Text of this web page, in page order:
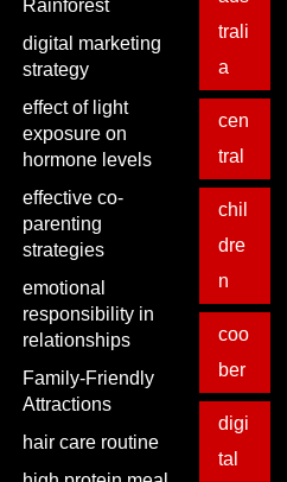
Rainforest
digital marketing
strategy
effect of light
exposure on
hormone levels
effective co-
parenting
strategies
emotional
responsibility in
relationships
Family-Friendly
Attractions
hair care routine
trali
a
cen
tral
chil
dre
n
coo
ber
digi
tal